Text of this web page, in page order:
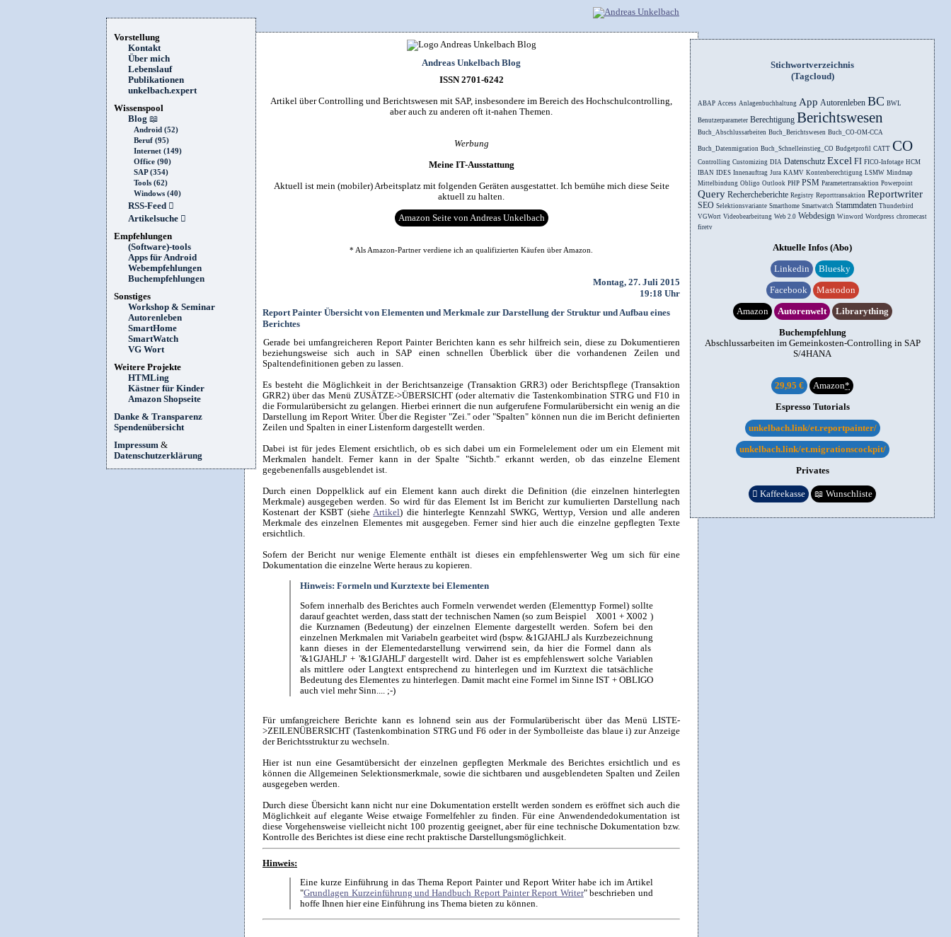
Vorstellung
Kontakt
Über mich
Lebenslauf
Publikationen
unkelbach.expert
Wissenspool
Blog 📖
Android (52)
Beruf (95)
Internet (149)
Office (90)
SAP (354)
Tools (62)
Windows (40)
RSS-Feed 
Artikelsuche 
Empfehlungen
(Software)-tools
Apps für Android
Webempfehlungen
Buchempfehlungen
Sonstiges
Workshop & Seminar
Autorenleben
SmartHome
SmartWatch
VG Wort
Weitere Projekte
HTMLing
Kästner für Kinder
Amazon Shopseite
Danke & Transparenz
Spendenübersicht
Impressum &
Datenschutzerklärung
Andreas Unkelbach Blog
ISSN 2701-6242
Artikel über Controlling und Berichtswesen mit SAP, insbesondere im Bereich des Hochschulcontrolling,
aber auch zu anderen oft it-nahen Themen.
Werbung
Meine IT-Ausstattung
Aktuell ist mein (mobiler) Arbeitsplatz mit folgenden Geräten ausgestattet. Ich bemühe mich diese Seite
aktuell zu halten.
Amazon Seite von Andreas Unkelbach
* Als Amazon-Partner verdiene ich an qualifizierten Käufen über Amazon.
Montag, 27. Juli 2015
19:18 Uhr
Report Painter Übersicht von Elementen und Merkmale zur Darstellung der Struktur und Aufbau eines
Berichtes
Gerade bei umfangreicheren Report Painter Berichten kann es sehr hilfreich sein, diese zu Dokumentieren
beziehungsweise sich auch in SAP einen schnellen Überblick über die vorhandenen Zeilen und
Spaltendefinitionen geben zu lassen.
Es besteht die Möglichkeit in der Berichtsanzeige (Transaktion GRR3) oder Berichtspflege (Transaktion
GRR2) über das Menü ZUSÄTZE->ÜBERSICHT (oder alternativ die Tastenkombination STRG und F10 in
die Formularübersicht zu gelangen. Hierbei erinnert die nun aufgerufene Formularübersicht ein wenig an die
Darstellung im Report Writer. Über die Register "Zei." oder "Spalten" können nun die im Bericht definierten
Zeilen und Spalten in einer Listenform dargestellt werden.
Dabei ist für jedes Element ersichtlich, ob es sich dabei um ein Formelelement oder um ein Element mit
Merkmalen handelt. Ferner kann in der Spalte "Sichtb." erkannt werden, ob das einzelne Element
gegebenenfalls ausgeblendet ist.
Durch einen Doppelklick auf ein Element kann auch direkt die Definition (die einzelnen hinterlegten
Merkmale) ausgegeben werden. So wird für das Element Ist im Bericht zur kumulierten Darstellung nach
Kostenart der KSBT (sieheArtikel) die hinterlegte Kennzahl SWKG, Werttyp, Version und alle anderen
Merkmale des einzelnen Elementes mit ausgegeben. Ferner sind hier auch die einzelne gepflegten Texte
ersichtlich.
Sofern der Bericht nur wenige Elemente enthält ist dieses ein empfehlenswerter Weg um sich für eine
Dokumentation die einzelne Werte heraus zu kopieren.
Hinweis: Formeln und Kurztexte bei Elementen
Sofern innerhalb des Berichtes auch Formeln verwendet werden (Elementtyp Formel) sollte
darauf geachtet werden, dass statt der technischen Namen (so zum Beispiel X001 + X002 )
die Kurznamen (Bedeutung) der einzelnen Elemente dargestellt werden. Sofern bei den
einzelnen Merkmalen mit Variabeln gearbeitet wird (bspw. &1GJAHLJ als Kurzbezeichnung
kann dieses in der Elementedarstellung verwirrend sein, da hier die Formel dann als
'&1GJAHLJ' + '&1GJAHLJ' dargestellt wird. Daher ist es empfehlenswert solche Variablen
als mittlere oder Langtext entsprechend zu hinterlegen und im Kurztext die tatsächliche
Bedeutung des Elementes zu hinterlegen. Damit macht eine Formel im Sinne IST + OBLIGO
auch viel mehr Sinn.... ;-)
Für umfangreichere Berichte kann es lohnend sein aus der Formularüberischt über das Menü LISTE-
>ZEILENÜBERSICHT (Tastenkombination STRG und F6 oder in der Symbolleiste das blaue i) zur Anzeige
der Berichtsstruktur zu wechseln.
Hier ist nun eine Gesamtübersicht der einzelnen gepflegten Merkmale des Berichtes ersichtlich und es
können die Allgemeinen Selektionsmerkmale, sowie die sichtbaren und ausgeblendeten Spalten und Zeilen
ausgegeben werden.
Durch diese Übersicht kann nicht nur eine Dokumentation erstellt werden sondern es eröffnet sich auch die
Möglichkeit auf elegante Weise etwaige Formelfehler zu finden. Für eine Anwendendedokumentation ist
diese Vorgehensweise vielleicht nicht 100 prozentig geeignet, aber für eine technische Dokumentation bzw.
Kontrolle des Berichtes ist diese eine recht praktische Darstellungsmöglichkeit.
Hinweis:
Eine kurze Einführung in das Thema Report Painter und Report Writer habe ich im Artikel
"Grundlagen Kurzeinführung und Handbuch Report Painter Report Writer" beschrieben und
hoffe Ihnen hier eine Einführung ins Thema bieten zu können.
Stichwortverzeichnis
(Tagcloud)
ABAP Access Anlagenbuchhaltung App Autorenleben BC BWL
Benutzerparameter Berechtigung Berichtswesen
Buch_Abschlussarbeiten Buch_Berichtswesen Buch_CO-OM-CCA
Buch_Datenmigration Buch_Schnelleinstieg_CO Budgetprofil CATT CO
Controlling Customizing DIA Datenschutz Excel FI FICO-Infotage HCM
IBAN IDES Innenauftrag Jura KAMV Kontenberechtigung LSMW Mindmap
Mittelbindung Obligo Outlook PHP PSM Parametertransaktion Powerpoint
Query Rechercheberichte Registry Reporttransaktion Reportwriter
SEO Selektionsvariante Smarthome Smartwatch Stammdaten Thunderbird
VGWort Videobearbeitung Web 2.0 Webdesign Winword Wordpress chromecast
firetv
Aktuelle Infos (Abo)
Linkedin Bluesky
Facebook Mastodon
Amazon Autorenwelt Librarything
Buchempfehlung
Abschlussarbeiten im Gemeinkosten-Controlling in SAP
S/4HANA
29,95 € Amazon*
Espresso Tutorials
unkelbach.link/et.reportpainter/
unkelbach.link/et.migrationscockpit/
Privates
 Kaffeekasse 📖 Wunschliste